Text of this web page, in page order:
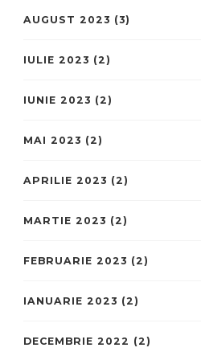
AUGUST 2023 (3)
IULIE 2023 (2)
IUNIE 2023 (2)
MAI 2023 (2)
APRILIE 2023 (2)
MARTIE 2023 (2)
FEBRUARIE 2023 (2)
IANUARIE 2023 (2)
DECEMBRIE 2022 (2)